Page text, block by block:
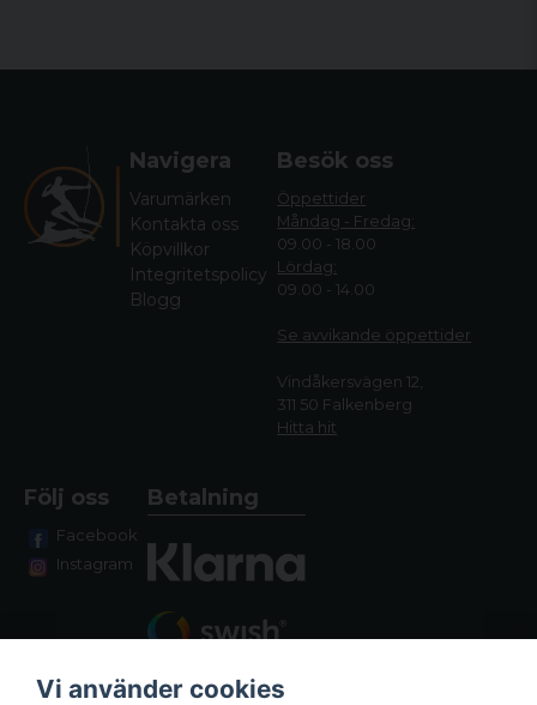
Navigera
Varumärken
Kontakta oss
Köpvillkor
Integritetspolicy
Blogg
Besök oss
Öppettider
Måndag - Fredag:
09.00 - 18.00
Lördag:
09.00 - 14.00
Se avvikande öppettider
Vindåkersvägen 12,
311 50 Falkenberg
Hitta hit
Följ oss
Facebook
Instagram
Betalning
Vi använder cookies